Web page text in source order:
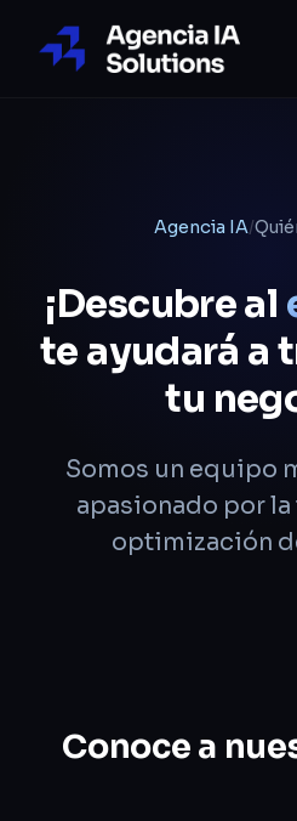
Agencia IA/
¡Descubre al
te ayudará a
tu
Somos un equipo
apasionado por
optimización
Conoce a